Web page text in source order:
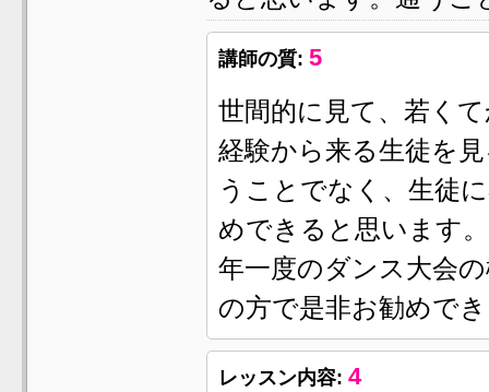
講師の質: 5
世間的に見て、若く
経験から来る生徒を
うことでなく、生徒
めできると思います。
年一度のダンス大会
の方で是非お勧めで
レッスン内容: 4